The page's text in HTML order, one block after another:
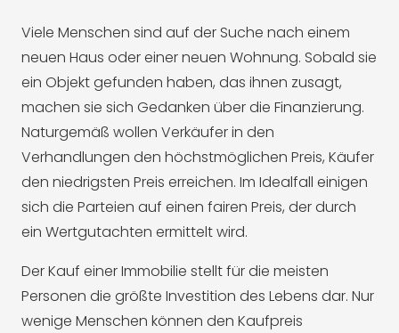
Viele Menschen sind auf der Suche nach einem
neuen Haus oder einer neuen Wohnung. Sobald sie
ein Objekt gefunden haben, das ihnen zusagt,
machen sie sich Gedanken über die Finanzierung.
Naturgemäß wollen Verkäufer in den
Verhandlungen den höchstmöglichen Preis, Käufer
den niedrigsten Preis erreichen. Im Idealfall einigen
sich die Parteien auf einen fairen Preis, der durch
ein Wertgutachten ermittelt wird.
Der Kauf einer Immobilie stellt für die meisten
Personen die größte Investition des Lebens dar. Nur
wenige Menschen können den Kaufpreis